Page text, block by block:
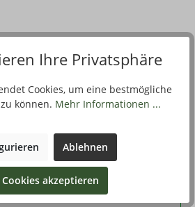
ist mit Sonnenschutzgläsern EN
UV-Schutz bis 400 nm. Die
Filter
Ihre Privatsphäre
Cookies, um eine bestmögliche
können. Mehr Informationen ...
Ablehnen
akzeptieren